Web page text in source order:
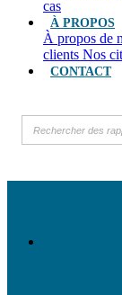
cas
À PROPOS
À propos de
clients Nos
CONTACT